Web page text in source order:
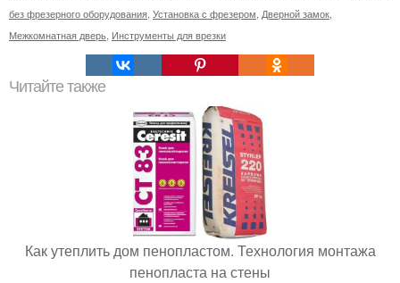
без фрезерного оборудования Установка с фрезером Дверной замок
Межкомнатная дверь Инструменты для врезки
Читайте также
Как утеплить дом пенопластом. Технология монтажа
пенопласта на стены